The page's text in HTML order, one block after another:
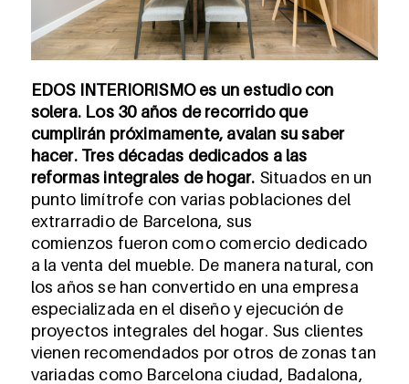
EDOS INTERIORISMOes un estudio con
solera. Los 30 años de recorrido que
cumplirán próximamente, avalan su saber
hacer. Tres décadas dedicados a las
reformas integrales de hogar. Situados en un
punto limítrofe con varias poblaciones del
extrarradio de Barcelona, sus
comienzos fueron como comercio dedicado
a la venta del mueble. De manera natural, con
los años se han convertido en una empresa
especializada en el diseño y ejecución de
proyectos integrales del hogar. Sus clientes
vienen recomendados por otros de zonas tan
variadas como Barcelona ciudad, Badalona,